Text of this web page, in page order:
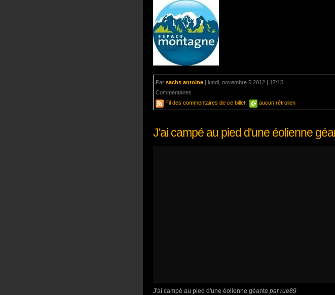
Par sachs antoine
lundi, novembre 5 2012 | 17:15
Commentaires
Fil des commentaires de ce billet
aucun rétrolien
J'ai campé au pied d'une éolienne
J'ai campé au pied d'une éolienne géante par rue89